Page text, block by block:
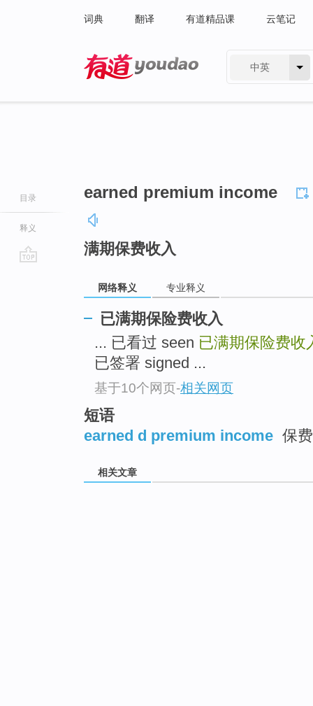
词典 翻译 有道精品课 云笔记
中英
目录
释义
earned premium income
满期保费收入
网络释义 专业释义
已满期保险费收入
... 已看过 seen 已满期保险费
已签署 signed ...
基于10个网页-相关网页
短语
earned d premium income 保
相关文章